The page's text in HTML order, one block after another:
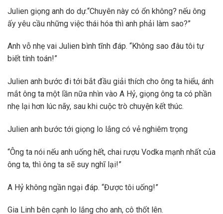
Julien giọng anh do dự.“Chuyên này có ổn không? nếu ông
ấy yêu cầu những việc thái hóa thì anh phải làm sao?”
Anh vỗ nhẹ vai Julien bình tĩnh đáp. “Không sao đâu tôi tự
biết tính toán!”
Julien anh bước đi tới bắt đầu giải thích cho ông ta hiểu, ánh
mắt ông ta một lần nữa nhìn vào A Hỷ, giọng ông ta có phần
nhẹ lại hơn lúc nãy, sau khi cuộc trò chuyện kết thúc.
Julien anh bước tới giọng lo lắng có vẻ nghiêm trọng
“Ông ta nói nếu anh uống hết, chai rượu Vodka mạnh nhất của
ông ta, thì ông ta sẽ suy nghĩ lại!”
A Hỷ không ngần ngại đáp. “Được tôi uống!”
Gia Linh bên cạnh lo lắng cho anh, cô thốt lên.